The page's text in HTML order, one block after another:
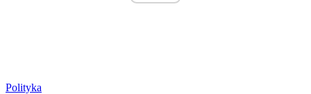
Polityka